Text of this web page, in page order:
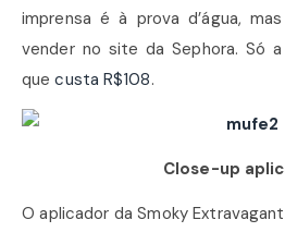
imprensa é à prova d’água,
vender no site da Sephora. Só
quecusta R$108.
Close-up
O aplicador da Smoky